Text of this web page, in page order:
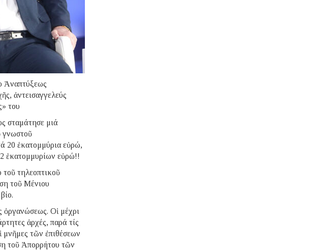
Ἀναπτύξεως
ἀντεισαγγελεύς
του
σταμάτησε μιά
γνωστοῦ
20 ἑκατομμύρια εὐρώ,
ἑκατομμυρίων εὐρώ!!
τοῦ τηλεοπτικοῦ
τοῦ Μένιου
ὀργανώσεως. Οἱ μέχρι
ἀρχές, παρά τίς
μνῆμες τῶν ἐπιθέσεων
τοῦ Ἀπορρήτου τῶν